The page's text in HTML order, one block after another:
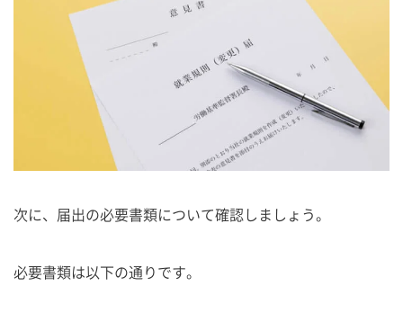
次に、届出の必要書類について確認しましょう。
必要書類は以下の通りです。